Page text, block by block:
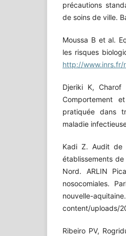
précautions
de soins de ville.
Moussa B et al.
les risques
http://www.inrs.fr/
Djeriki K, Charof
Comportement
pratiquée dans
maladie
Kadi Z. Audit de
établissements
Nord. ARLIN
nosocomiales.
nouvelle-
content/uploads/
Ribeiro PV,